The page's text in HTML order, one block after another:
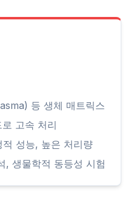
등 생체 매트릭스
고속 처리
성능, 높은 처리량
, 생물학적 동등성 시험